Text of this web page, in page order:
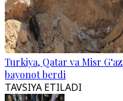
Turkiya, Qatar va Misr
bayonot berdi
TAVSIYA ETILADI